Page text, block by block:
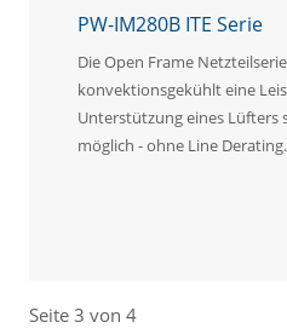
PW-IM280B ITE Serie
Die Open Frame
konvektionsgekühlt eine
Unterstützung eines Lüfters
möglich - ohne Line Derating.
Seite 3 von 4